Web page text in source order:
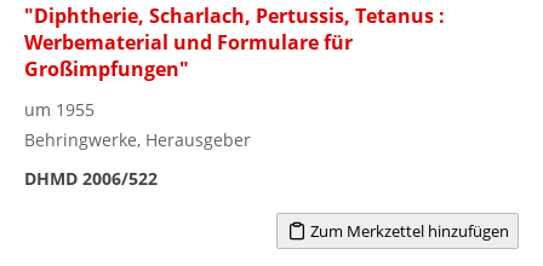
"Diphtherie, Scharlach, Pertussis, Tetanus :
Werbematerial und Formulare für
Großimpfungen"
um 1955
Behringwerke, Herausgeber
DHMD 2006/522
Zum Merkzettel hinzufügen